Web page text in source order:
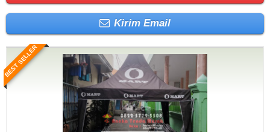
Kirim Email
BEST SELLER